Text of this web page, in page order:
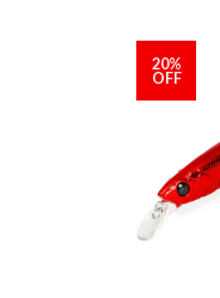
20%
OFF